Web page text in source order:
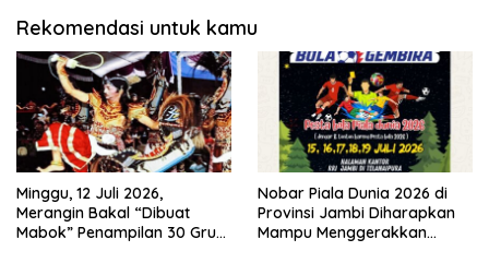
Rekomendasi untuk kamu
Minggu, 12 Juli 2026,
Merangin Bakal “Dibuat
Mabok” Penampilan 30 Grup
Nobar Piala Dunia 2026 di
Provinsi Jambi Diharapkan
Mampu Menggerakkan